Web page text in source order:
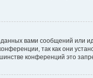
вами сообщений или
так как они
конференций это